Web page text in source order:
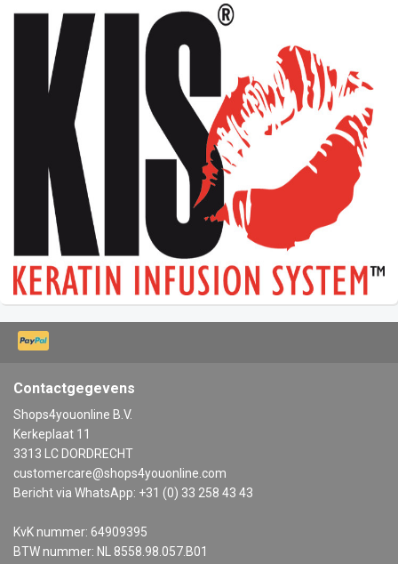
Contactgegevens
Shops4youonline B.V.
Kerkeplaat 11
3313 LC DORDRECHT
customercare@shops4youonline.com
Bericht via WhatsApp: +31 (0) 33 258 43 43
KvK nummer: 64909395
BTW nummer: NL 8558.98.057.B01